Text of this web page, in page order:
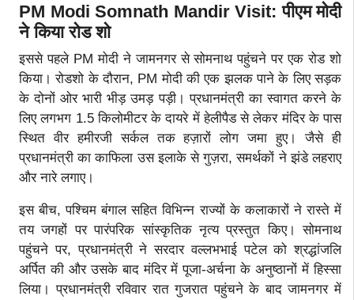
PM Modi Somnath Mandir Visit: पीएम मोदी
ने किया रोड शो
इससे पहले PM मोदी ने जामनगर से सोमनाथ पहुंचने पर एक रोड शो
किया। रोडशो के दौरान, PM मोदी की एक झलक पाने के लिए सड़क
के दोनों ओर भारी भीड़ उमड़ पड़ी। प्रधानमंत्री का स्वागत करने के
लिए लगभग 1.5 किलोमीटर के दायरे में हेलीपैड से लेकर मंदिर के पास
स्थित वीर हमीरजी सर्कल तक हज़ारों लोग जमा हुए। जैसे ही
प्रधानमंत्री का काफिला उस इलाके से गुज़रा, समर्थकों ने झंडे लहराए
और नारे लगाए।
इस बीच, पश्चिम बंगाल सहित विभिन्न राज्यों के कलाकारों ने रास्ते में
तय जगहों पर पारंपरिक सांस्कृतिक नृत्य प्रस्तुत किए। सोमनाथ
पहुंचने पर, प्रधानमंत्री ने सरदार वल्लभभाई पटेल को श्रद्धांजलि
अर्पित की और उसके बाद मंदिर में पूजा-अर्चना के अनुष्ठानों में हिस्सा
लिया। प्रधानमंत्री रविवार रात गुजरात पहुंचने के बाद जामनगर में